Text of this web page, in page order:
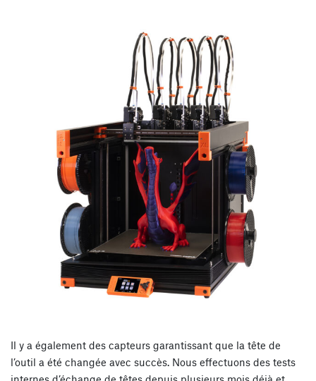
Il y a également des capteurs garantissant que la tête de
l’outil a été changée avec succès. Nous effectuons des tests